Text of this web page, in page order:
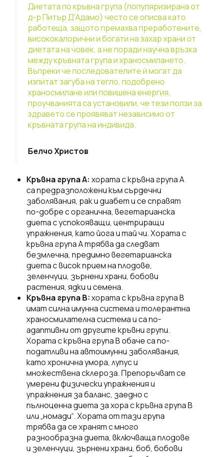
Диетата по кръвна група (популяризирана от
д-р Питър Д'Адамо) често се описва като
работеща, защото премахва преработените,
висококалорични и богати на захар храни от
диетата на човек, а не поради научна връзка
между кръвната група и храносмилането.
Въпреки че последователите ѝ могат да
изпитат загуба на тегло, подобрено
храносмилане или повишена енергия,
проучванията са установили, че тези ползи за
здравето се проявяват независимо от
кръвната група на индивида.
Белчо Христов
Кръвна група А: хората с кръвна група А
са предразположени към сърдечни
заболявания, рак и диабет и се справят
по-добре с органична, вегетарианска
диета с успокояващи, центриращи
упражнения, като йога и тай чи. Хората с
кръвна група А трябва да следват
безмлечна, предимно вегетарианска
диета с висок прием на плодове,
зеленчуци, зърнени храни, бобови
растения, ядки и семена.
Кръвна група B:хората с кръвна група B
имат силна имунна система и толерантна
храносмилателна система и са по-
адаптивни от другите кръвни групи.
Хората с кръвна група B обаче са по-
податливи на автоимунни заболявания,
като хронична умора, лупус и
множествена склероза. Препоръчват се
умерени физически упражнения и
упражнения за баланс, заедно с
пълноценна диета за хора с кръвна група B
или „номади“. Хората от тази група
трябва да се хранят с много
разнообразна диета, включваща плодове
и зеленчуци, зърнени храни, боб, бобови